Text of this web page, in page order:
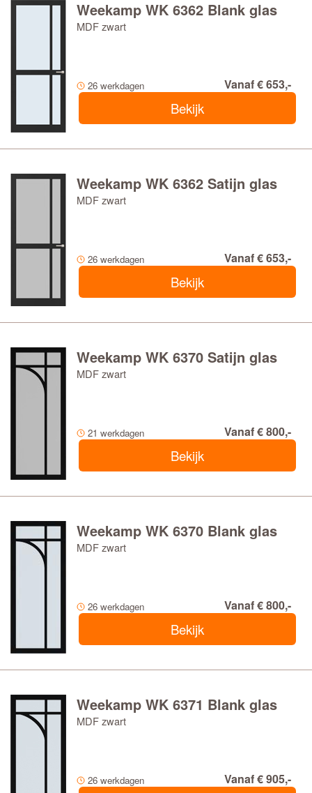
Weekamp WK 6362 Blank glas
MDF zwart
26 werkdagen Vanaf € 653,-
Bekijk
Weekamp WK 6362 Satijn glas
MDF zwart
26 werkdagen Vanaf € 653,-
Bekijk
Weekamp WK 6370 Satijn glas
MDF zwart
21 werkdagen Vanaf € 800,-
Bekijk
Weekamp WK 6370 Blank glas
MDF zwart
26 werkdagen Vanaf € 800,-
Bekijk
Weekamp WK 6371 Blank glas
MDF zwart
26 werkdagen Vanaf € 905,-